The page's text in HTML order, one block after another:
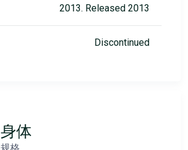
2013. Released 2013
Discontinued
身体